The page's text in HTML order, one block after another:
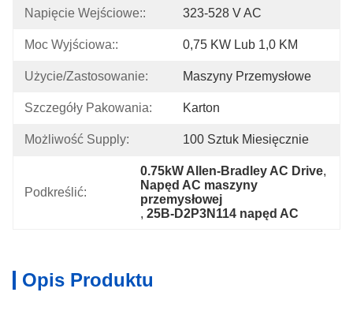
Napięcie Wejściowe:: 323-528 V AC
Moc Wyjściowa:: 0,75 KW Lub 1,0 KM
Użycie/Zastosowanie: Maszyny Przemysłowe
Szczegóły Pakowania: Karton
Możliwość Supply: 100 Sztuk Miesięcznie
Podkreślić:
0.75kW Allen-Bradley AC Drive
Napęd AC maszyny
przemysłowej
, 25B-D2P3N114 napęd AC
Opis Produktu